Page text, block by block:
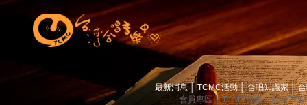
最新消息 TCMC活動│ 合唱知識家│
會員專區│ TCMC會訊│ 關於